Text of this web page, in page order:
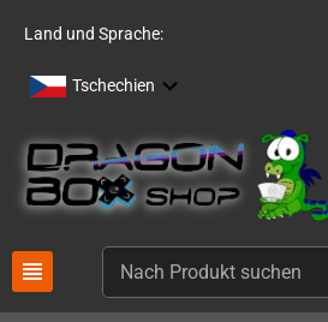
Land und Sprache:
Tschechien
view_headline